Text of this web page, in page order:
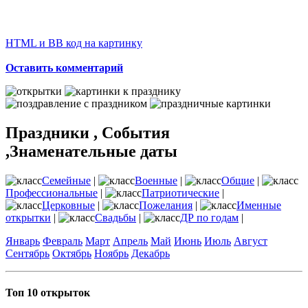
HTML и BB код на картинку
Оставить комментарий
Праздники , События
,Знаменательные даты
Семейные | Военные | Общие |
Профессиональные | Патриотические |
Церковные | Пожелания |
Именные
открытки | Свадьбы | ДР по годам |
Январь Февраль Март Апрель Май Июнь Июль Август
Сентябрь Октябрь Ноябрь Декабрь
Топ 10 открыток